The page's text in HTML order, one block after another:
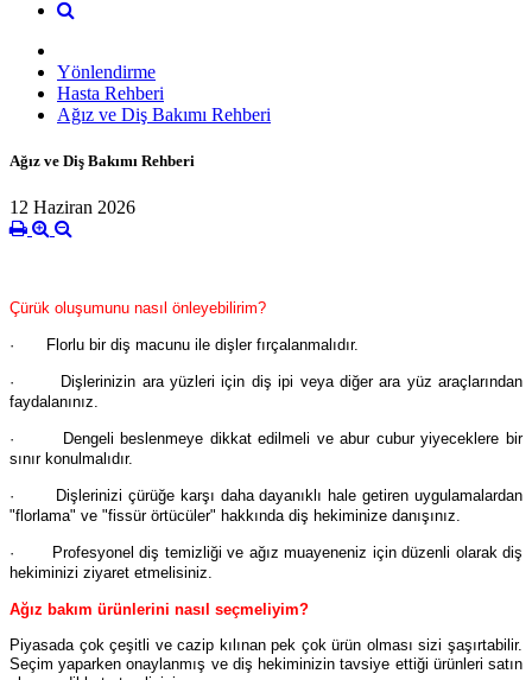
Yönlendirme
Hasta Rehberi
Ağız ve Diş Bakımı Rehberi
Ağız ve Diş Bakımı Rehberi
12 Haziran 2026
Çürük oluşumunu nasıl önleyebilirim?
· Florlu bir diş macunu ile dişler fırçalanmalıdır.
·
Dişlerinizin ara yüzleri için diş ipi veya diğer ara yüz araçlarından
faydalanınız.
·
Dengeli beslenmeye dikkat edilmeli ve abur cubur yiyeceklere bir
sınır konulmalıdır.
·
Dişlerinizi çürüğe karşı daha dayanıklı hale getiren uygulamalardan
"florlama" ve "fissür örtücüler" hakkında diş hekiminize danışınız.
·
Profesyonel diş temizliği ve ağız muayeneniz için düzenli olarak diş
hekiminizi ziyaret etmelisiniz.
Ağız bakım ürünlerini nasıl seçmeliyim?
Piyasada çok çeşitli ve cazip kılınan pek çok ürün olması sizi şaşırtabilir.
Seçim yaparken onaylanmış ve diş hekiminizin tavsiye ettiği ürünleri satın